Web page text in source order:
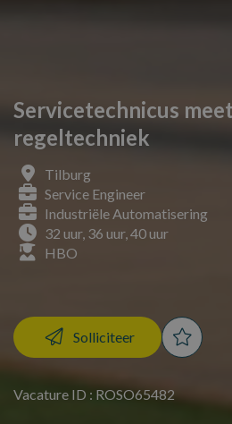
Servicetechnicus
regeltechniek
Tilburg
Service Engineer
Industriële Automatisering
32 uur, 36 uur, 40 uur
HBO
Solliciteer
Vacature ID : ROSO65482